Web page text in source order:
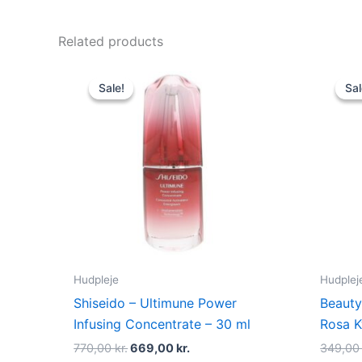
Related products
Sale!
Sale!
Hudpleje
Shiseido – Ultimune Power
Infusing Concentrate – 30 ml
770,00kr.
price
was:
770,00 kr..
669,00kr.
price
is:
669,00 kr..
Rosa